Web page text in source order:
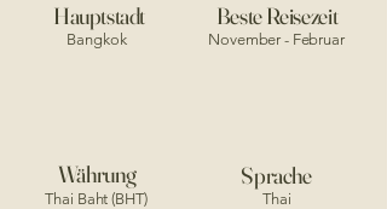
Hauptstadt
Bangkok
Währung
Thai Baht (BHT)
Beste Reisezeit
November - Februar
Sprache
Thai